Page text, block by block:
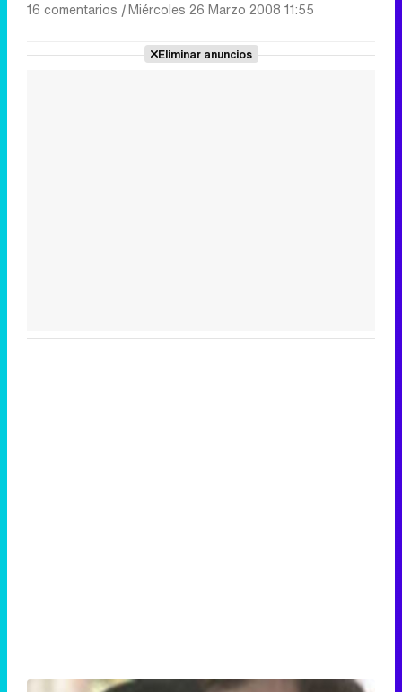
16 comentarios |Miércoles 26 Marzo 2008 11:55
Eliminar anuncios